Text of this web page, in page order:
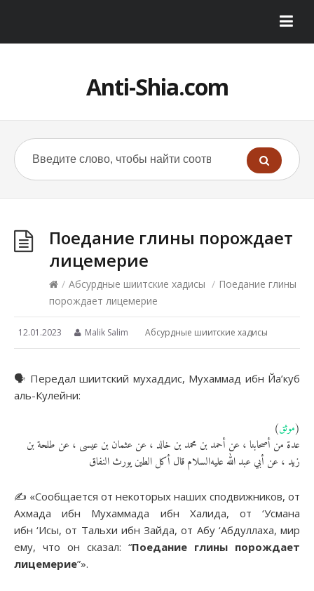
Anti-Shia.com
Поедание глины порождает
лицемерие
/ Абсурдные шиитские хадисы / Поедание глины
порождает лицемерие
12.01.2023 Malik Salim Абсурдные шиитские хадисы
🗣 Передал шиитский мухаддис, Мухаммад ибн Йа’куб
аль-Кулейни:
(موثق)
عدة من أصحابنا ، عن أحمد بن محمد بن خالد ، عن عثمان بن عيسى ، عن طلحة بن
زيد ، عن أبي عبد الله عليه‌السلام قال أكل الطين يورث النفاق
✍️ «Сообщается от некоторых наших сподвижников, от
Ахмада ибн Мухаммада ибн Халида, от ‘Усмана
ибн ‘Исы, от Тальхи ибн Зайда, от Абу ‘Абдуллаха, мир
ему, что он сказал: “Поедание глины порождает
лицемерие”».